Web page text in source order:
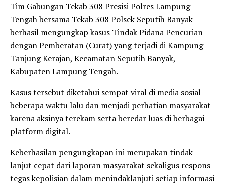
Tim Gabungan Tekab 308 Presisi Polres Lampung
Tengah bersama Tekab 308 Polsek Seputih Banyak
berhasil mengungkap kasus Tindak Pidana Pencurian
dengan Pemberatan (Curat) yang terjadi di Kampung
Tanjung Kerajan, Kecamatan Seputih Banyak,
Kabupaten Lampung Tengah.
Kasus tersebut diketahui sempat viral di media sosial
beberapa waktu lalu dan menjadi perhatian masyarakat
karena aksinya terekam serta beredar luas di berbagai
platform digital.
Keberhasilan pengungkapan ini merupakan tindak
lanjut cepat dari laporan masyarakat sekaligus respons
tegas kepolisian dalam menindaklanjuti setiap informasi